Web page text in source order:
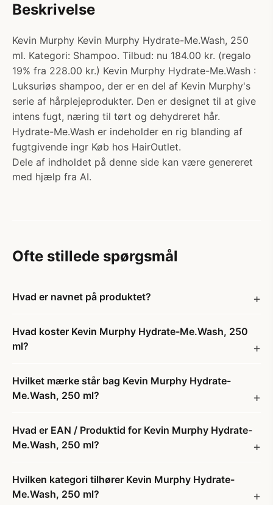
Beskrivelse
Kevin Murphy Kevin Murphy Hydrate-Me.Wash, 250
ml. Kategori: Shampoo. Tilbud: nu 184.00 kr. (regalo
19% fra 228.00 kr.) Kevin Murphy Hydrate-Me.Wash :
Luksuriøs shampoo, der er en del af Kevin Murphy's
serie af hårplejeprodukter. Den er designet til at give
intens fugt, næring til tørt og dehydreret hår.
Hydrate-Me.Wash er indeholder en rig blanding af
fugtgivende ingr Køb hos HairOutlet.
Dele af indholdet på denne side kan være genereret
med hjælp fra AI.
Ofte stillede spørgsmål
Hvad er navnet på produktet?
Hvad koster Kevin Murphy Hydrate-Me.Wash, 250
ml?
Hvilket mærke står bag Kevin Murphy Hydrate-
Me.Wash, 250 ml?
Hvad er EAN / Produktid for Kevin Murphy Hydrate-
Me.Wash, 250 ml?
Hvilken kategori tilhører Kevin Murphy Hydrate-
Me.Wash, 250 ml?